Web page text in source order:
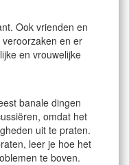
Ook vrienden en
en er
en vrouwelijke
banale dingen
omdat het
uit te praten.
leer je hoe het
te boven.